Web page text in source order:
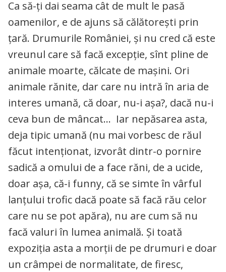
Ca să-ți dai seama cât de mult le pasă
oamenilor, e de ajuns să călătorești prin
țară. Drumurile României, și nu cred că este
vreunul care să facă excepție, sînt pline de
animale moarte, călcate de mașini. Ori
animale rănite, dar care nu intră în aria de
interes umană, că doar, nu-i așa?, dacă nu-i
ceva bun de mâncat… Iar nepăsarea asta,
deja tipic umană (nu mai vorbesc de răul
făcut intenționat, izvorât dintr-o pornire
sadică a omului de a face răni, de a ucide,
doar așa, că-i funny, că se simte în vârful
lanțului trofic dacă poate să facă rău celor
care nu se pot apăra), nu are cum să nu
facă valuri în lumea animală. Și toată
expoziția asta a morții de pe drumuri e doar
un crâmpei de normalitate, de firesc,